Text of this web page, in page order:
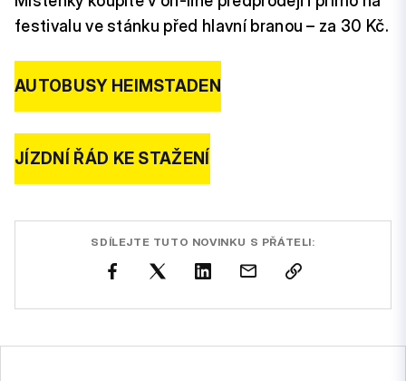
festivalu ve stánku před hlavní branou – za 30 Kč.
AUTOBUSY HEIMSTADEN
JÍZDNÍ ŘÁD KE STAŽENÍ
SDÍLEJTE TUTO NOVINKU S PŘÁTELI: